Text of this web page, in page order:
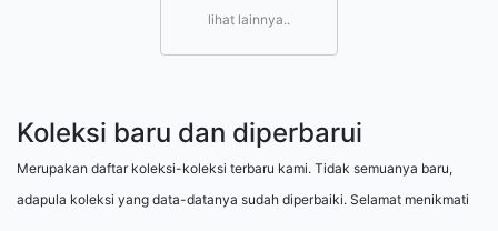
lihat lainnya..
Koleksi baru dan diperbarui
Merupakan daftar koleksi-koleksi terbaru kami. Tidak semuanya baru,
adapula koleksi yang data-datanya sudah diperbaiki. Selamat menikmati